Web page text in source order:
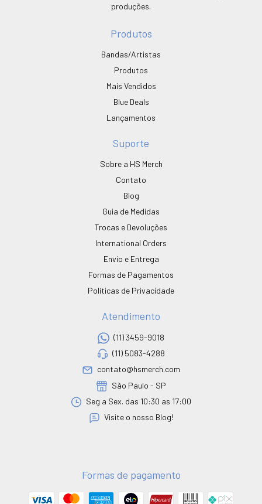
produções.
Produtos
Bandas/Artistas
Produtos
Mais Vendidos
Blue Deals
Lançamentos
Suporte
Sobre a HS Merch
Contato
Blog
Guia de Medidas
Trocas e Devoluções
International Orders
Envio e Entrega
Formas de Pagamentos
Políticas de Privacidade
Atendimento
(11) 3459-9018
(11) 5083-4288
contato@hsmerch.com
São Paulo - SP
Seg a Sex. das 10:30 as 17:00
Visite o nosso Blog!
Formas de pagamento